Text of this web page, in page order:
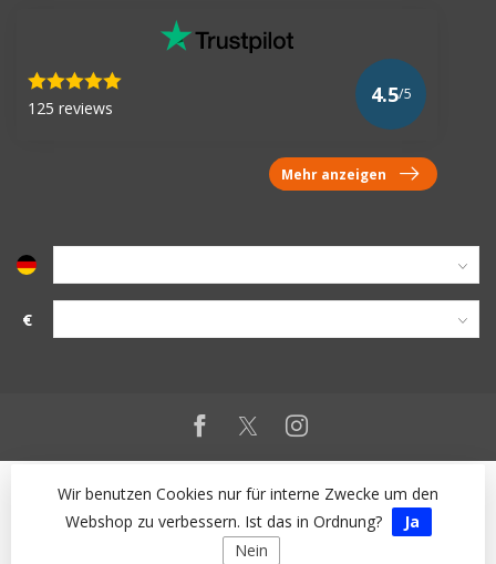
125 reviews
4.5/5
Mehr anzeigen
€
Wir benutzen Cookies nur für interne Zwecke um den
Webshop zu verbessern. Ist das in Ordnung?
Ja
Nein